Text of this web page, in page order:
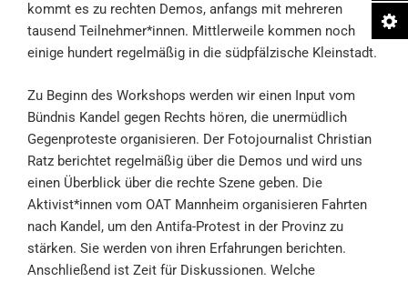
kommt es zu rechten Demos, anfangs mit mehreren
tausend Teilnehmer*innen. Mittlerweile kommen noch
einige hundert regelmäßig in die südpfälzische Kleinstadt.
Zu Beginn des Workshops werden wir einen Input vom
Bündnis Kandel gegen Rechts hören, die unermüdlich
Gegenproteste organisieren. Der Fotojournalist Christian
Ratz berichtet regelmäßig über die Demos und wird uns
einen Überblick über die rechte Szene geben. Die
Aktivist*innen vom OAT Mannheim organisieren Fahrten
nach Kandel, um den Antifa-Protest in der Provinz zu
stärken. Sie werden von ihren Erfahrungen berichten.
Anschließend ist Zeit für Diskussionen. Welche